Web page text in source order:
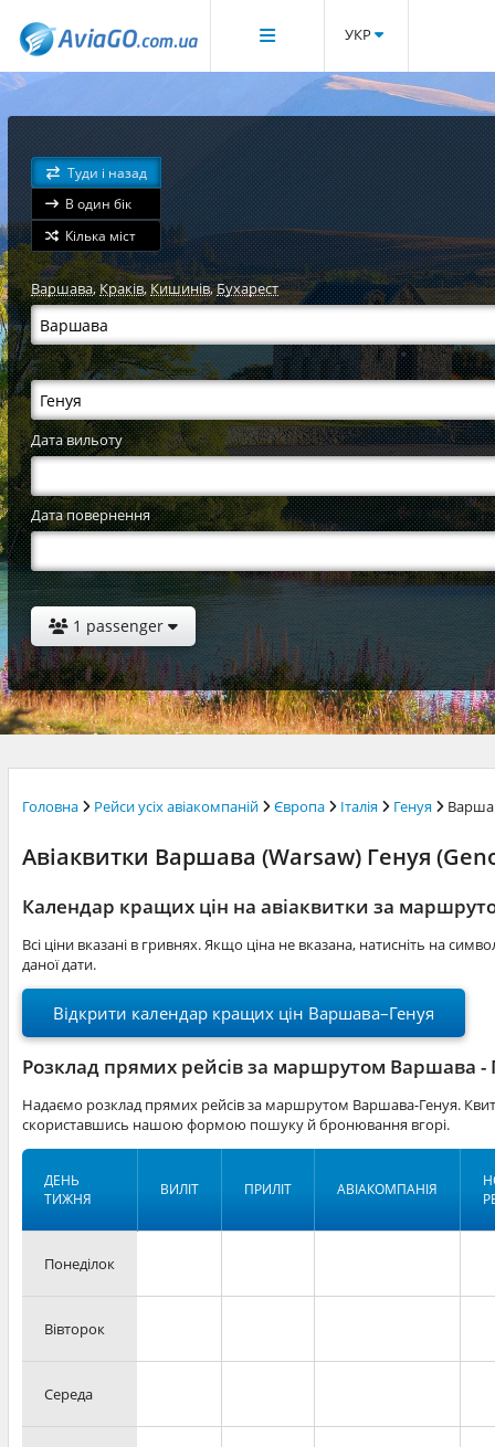
УКР
Туди і назад
В один бік
Кілька міст
Варшава,Краків,Кишинів,Бухарест
Дата вильоту
Дата повернення
1 passenger
Головна Рейси усіх авіакомпаній Європа Італія Генуя
Авіаквитки Варшава (Warsaw) Генуя
Календар кращих цін на авіаквитки за
Всі ціни вказані в гривнях. Якщо ціна не вказана, натисніть на
даної дати.
Відкрити календар кращих цін Варшава–Генуя
Розклад прямих рейсів за маршрутом Варшава -
Надаємо розклад прямих рейсів за маршрутом Варшава-Генуя.
скориставшись нашою формою пошуку й бронювання вгорі.
ДЕНЬ
ТИЖНЯ
ВИЛІТ ПРИЛІТ АВІАКОМПАНІЯ
Понеділок
Вівторок
Середа